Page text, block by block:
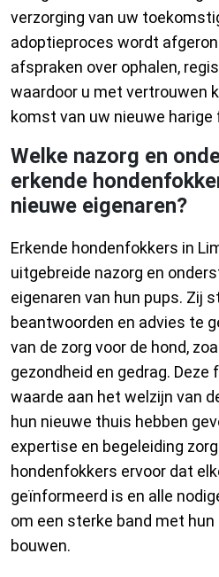
verzorging van uw
adoptieproces wordt
afspraken over ophalen,
waardoor u met vertrouwen
komst van uw nieuwe harige
Welke nazorg en
erkende
nieuwe eigenaren?
Erkende hondenfokkers in
uitgebreide nazorg en
eigenaren van hun pups. Zij
beantwoorden en advies te
van de zorg voor de hond,
gezondheid en gedrag. Deze
waarde aan het welzijn van
hun nieuwe thuis hebben
expertise en begeleiding
hondenfokkers ervoor dat
geïnformeerd is en alle
om een sterke band met
bouwen.